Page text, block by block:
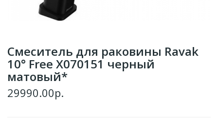
Смеситель для раковины Ravak
10° Free X070151 черный
матовый*
29990.00р.